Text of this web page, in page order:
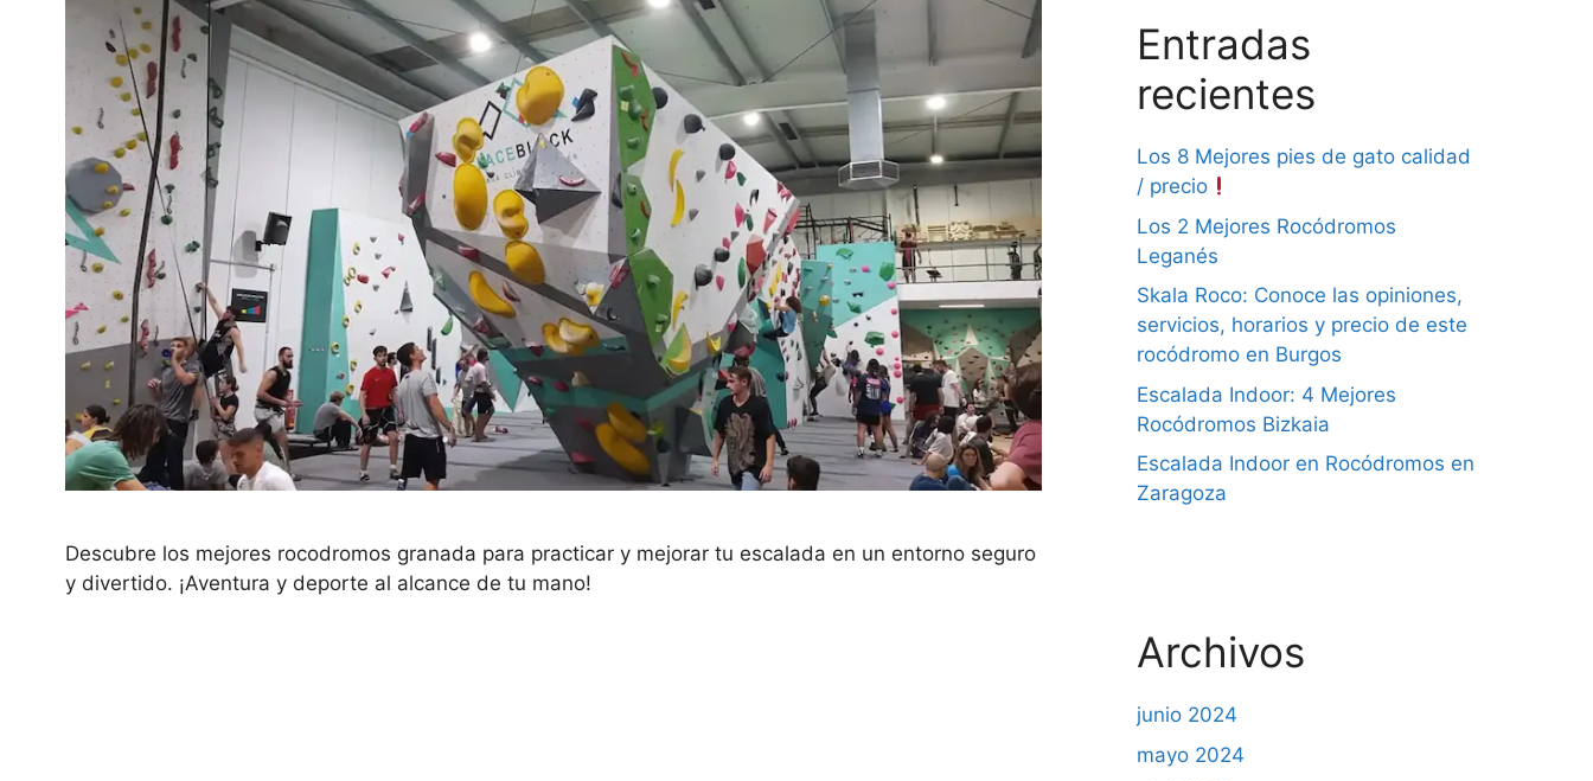
Descubre los mejores rocodromos granada para practicar y mejorar tu escalada en un entorno seguro
y divertido. ¡Aventura y deporte al alcance de tu mano!
Entradas
recientes
Los 8 Mejores pies de gato calidad
/ precio
Los 2 Mejores Rocódromos
Leganés
Skala Roco: Conoce las opiniones,
servicios, horarios y precio de este
rocódromo en Burgos
Escalada Indoor: 4 Mejores
Rocódromos Bizkaia
Escalada Indoor en Rocódromos en
Zaragoza
Archivos
junio 2024
mayo 2024